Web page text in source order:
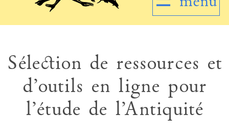
Sélection de ressources et
d’outils en ligne pour
l’étude de l’Antiquité